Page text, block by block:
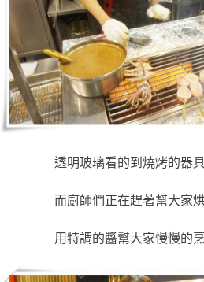
透明玻璃看的到燒烤的器
而廚師們正在趕著幫大家
用特調的醬幫大家慢慢的